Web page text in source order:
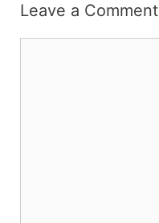
Leave a Comment